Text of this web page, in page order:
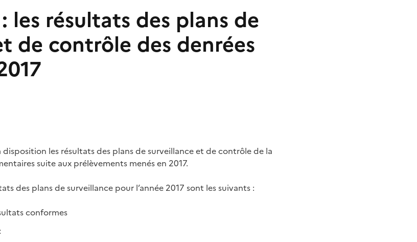
les résultats des plans de
de contrôle des denrées
disposition les résultats des plans de surveillance et de contrôle de la
suite aux prélèvements menés en 2017.
des plans de surveillance pour l’année 2017 sont les suivants :
conformes